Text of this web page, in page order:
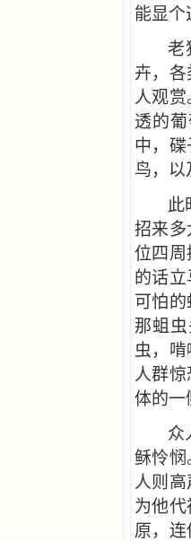
能显个
老
卉，
人观
透的
中，
鸟，以
此
招来多
位四周
的话
可怕
那蛆
虫，
人群
体的一
众
稣怜悯
人则
为他
原，